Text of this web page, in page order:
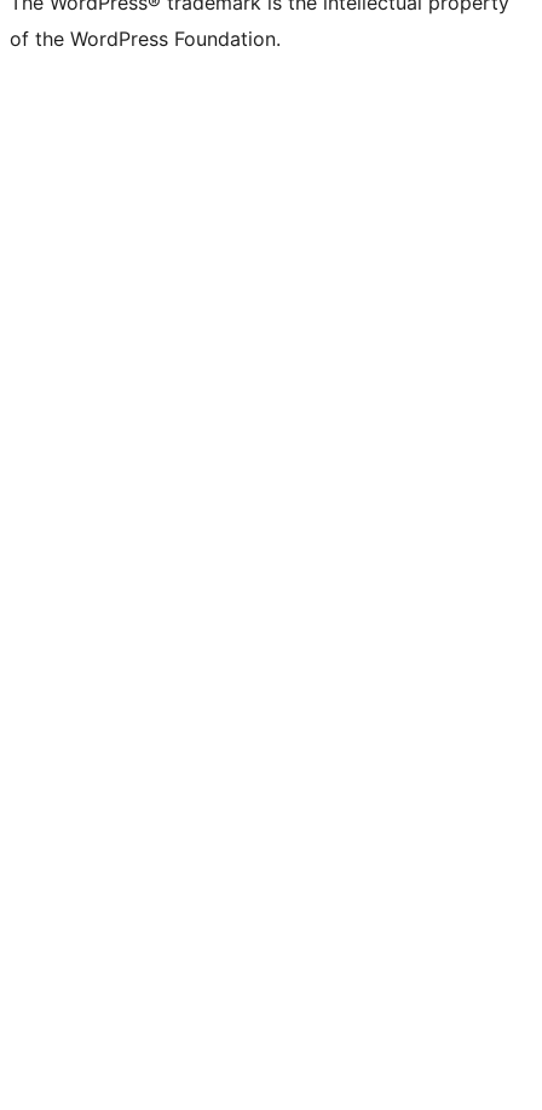
of the WordPress Foundation.